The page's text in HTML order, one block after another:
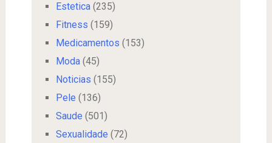
Estetica(235)
Fitness (159)
Medicamentos (153)
Moda(45)
Noticias (155)
Pele (136)
Saude (501)
Sexualidade (72)